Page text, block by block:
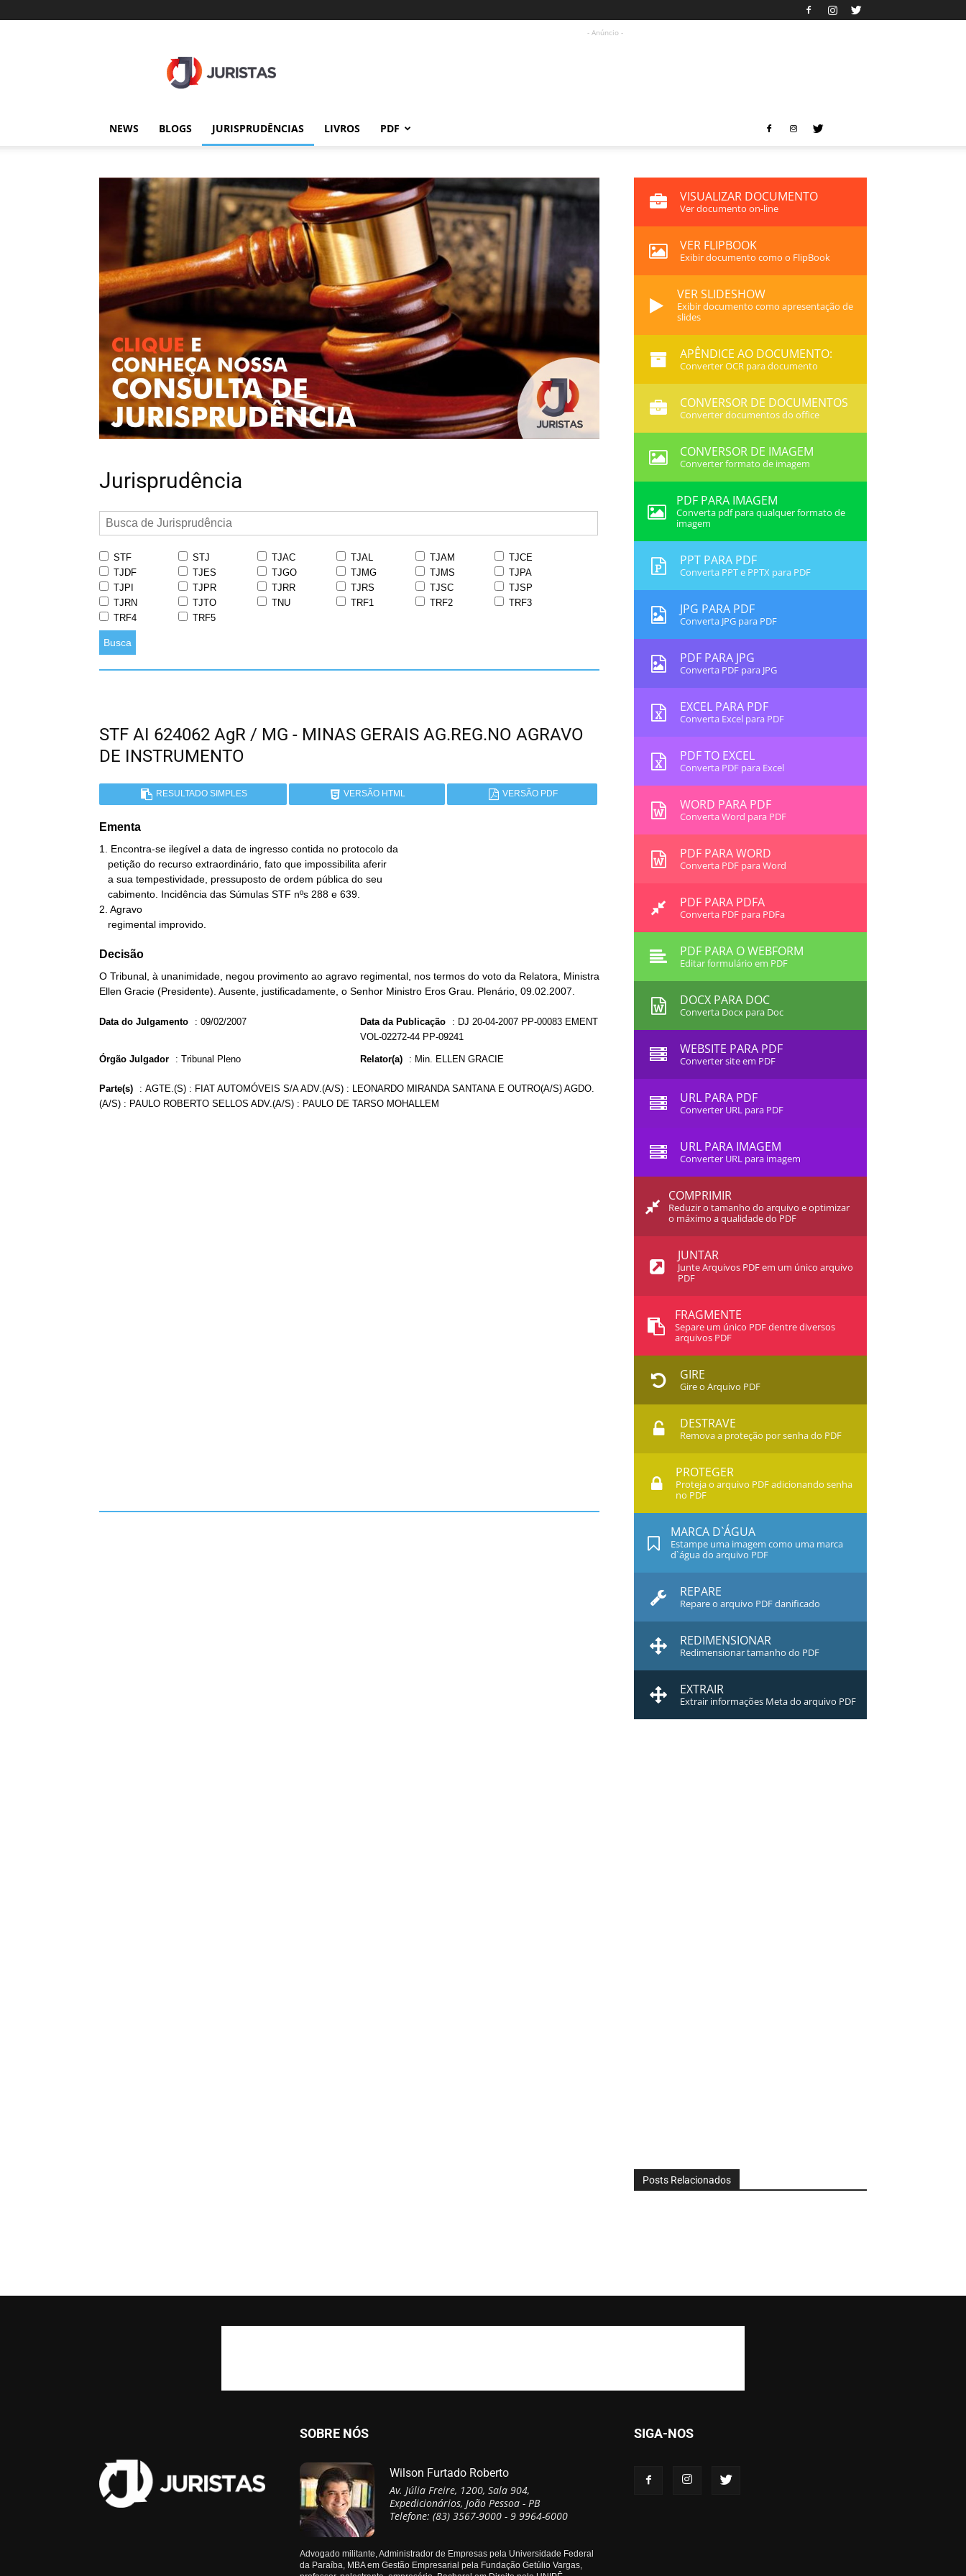
- Anúncio -
NEWS BLOGS JURISPRUDÊNCIAS LIVROS PDF
Jurisprudência
STF STJ TJAC TJAL TJAM
TJCE
TJDF
TJES TJGO TJMG TJMS
TJPA
TJPI
TJPR TJRR TJRS TJSC
TJSP
TJRN
TJTO TNU TRF1 TRF2
TRF3
TRF4
TRF5
Busca
STF AI 624062 AgR / MG - MINAS GERAIS AG.REG.NO AGRAVO
DE INSTRUMENTO
RESULTADO SIMPLES VERSÃO HTML VERSÃO PDF
Ementa
1. Encontra-se ilegível a data de ingresso contida no protocolo da
2. Agravo
   regimental improvido.
Decisão
O Tribunal, à unanimidade, negou provimento ao agravo regimental, nos termos do voto da Relatora, Ministra
Ellen Gracie (Presidente). Ausente, justificadamente, o Senhor Ministro Eros Grau. Plenário, 09.02.2007.
Data do Julgamento : 09/02/2007 Data da Publicação : DJ 20-04-2007 PP-00083 EMENT
VOL-02272-44 PP-09241
Órgão Julgador : Tribunal Pleno Relator(a) : Min. ELLEN GRACIE
Parte(s) : AGTE.(S) : FIAT AUTOMÓVEIS S/A ADV.(A/S) : LEONARDO MIRANDA SANTANA E OUTRO(A/S) AGDO.
(A/S) : PAULO ROBERTO SELLOS ADV.(A/S) : PAULO DE TARSO MOHALLEM
VISUALIZAR DOCUMENTO
Ver documento on-line
VER FLIPBOOK
Exibir documento como o FlipBook
VER SLIDESHOW
Exibir documento como apresentação de
slides
APÊNDICE AO DOCUMENTO:
Converter OCR para documento
CONVERSOR DE DOCUMENTOS
Converter documentos do office
CONVERSOR DE IMAGEM
Converter formato de imagem
PDF PARA IMAGEM
Converta pdf para qualquer formato de
imagem
PPT PARA PDF
Converta PPT e PPTX para PDF
JPG PARA PDF
Converta JPG para PDF
PDF PARA JPG
Converta PDF para JPG
EXCEL PARA PDF
Converta Excel para PDF
PDF TO EXCEL
Converta PDF para Excel
WORD PARA PDF
Converta Word para PDF
PDF PARA WORD
Converta PDF para Word
PDF PARA PDFA
Converta PDF para PDFa
PDF PARA O WEBFORM
Editar formulário em PDF
DOCX PARA DOC
Converta Docx para Doc
WEBSITE PARA PDF
Converter site em PDF
URL PARA PDF
Converter URL para PDF
URL PARA IMAGEM
Converter URL para imagem
COMPRIMIR
Reduzir o tamanho do arquivo e optimizar
o máximo a qualidade do PDF
JUNTAR
Junte Arquivos PDF em um único arquivo
PDF
FRAGMENTE
Separe um único PDF dentre diversos
arquivos PDF
GIRE
Gire o Arquivo PDF
DESTRAVE
Remova a proteção por senha do PDF
PROTEGER
Proteja o arquivo PDF adicionando senha
no PDF
MARCA D`ÁGUA
Estampe uma imagem como uma marca
d`água do arquivo PDF
REPARE
Repare o arquivo PDF danificado
REDIMENSIONAR
Redimensionar tamanho do PDF
EXTRAIR
Extrair informações Meta do arquivo PDF
Posts Relacionados
SOBRE NÓS
Wilson Furtado Roberto
Av. Júlia Freire, 1200, Sala 904,
Expedicionários, João Pessoa - PB
Telefone: (83) 3567-9000 - 9 9964-6000
Advogado militante, Administrador de Empresas pela Universidade Federal
da Paraíba, MBA em Gestão Empresarial pela Fundação Getúlio Vargas,
SIGA-NOS